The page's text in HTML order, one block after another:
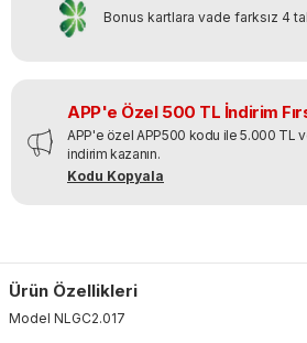
Bonus kartlara vade farksız 4
APP'e Özel 500 TL İndirim
APP'e özel APP500 kodu ile 5.000 TL
indirim kazanın.
Kodu Kopyala
Ürün Özellikleri
Model NLGC2.017